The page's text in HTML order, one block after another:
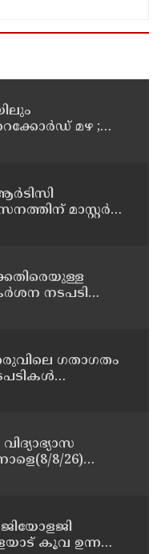
മഴ ;
മാസ്റ്റർ
നടപടി
ഗതാഗതം
8/26)
കൂവ ഉന്നതി